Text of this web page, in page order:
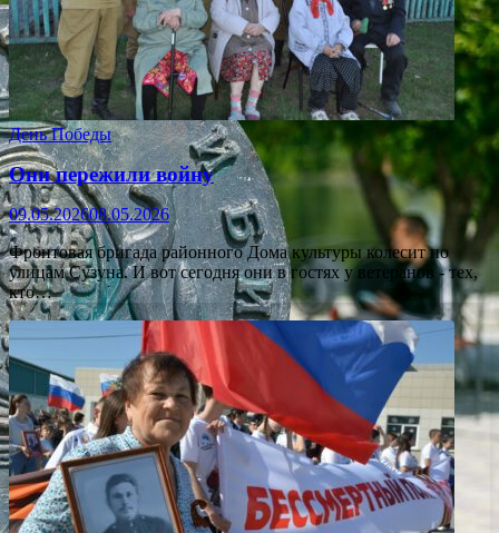
День Победы
Они пережили войну
09.05.202608.05.2026
Фронтовая бригада районного Дома культуры колесит по
улицам Сузуна. И вот сегодня они в гостях у ветеранов - тех,
кто…